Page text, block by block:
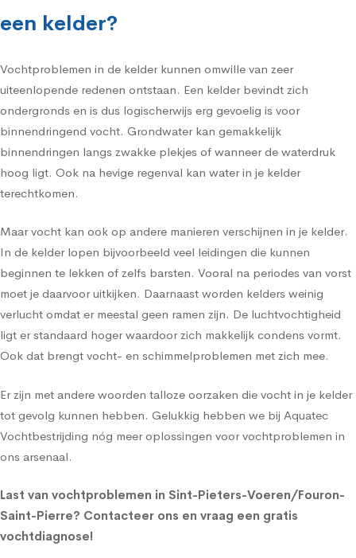
een kelder?
Vochtproblemen in de kelder kunnen omwille van zeer
uiteenlopende redenen ontstaan. Een kelder bevindt zich
ondergronds en is dus logischerwijs erg gevoelig is voor
binnendringend vocht. Grondwater kan gemakkelijk
binnendringen langs zwakke plekjes of wanneer de waterdruk
hoog ligt. Ook na hevige regenval kan water in je kelder
terechtkomen.
Maar vocht kan ook op andere manieren verschijnen in je kelder.
In de kelder lopen bijvoorbeeld veel leidingen die kunnen
beginnen te lekken of zelfs barsten. Vooral na periodes van vorst
moet je daarvoor uitkijken. Daarnaast worden kelders weinig
verlucht omdat er meestal geen ramen zijn. De luchtvochtigheid
ligt er standaard hoger waardoor zich makkelijk condens vormt.
Ook dat brengt vocht- en schimmelproblemen met zich mee.
Er zijn met andere woorden talloze oorzaken die vocht in je kelder
tot gevolg kunnen hebben. Gelukkig hebben we bij Aquatec
Vochtbestrijding nóg meer oplossingen voor vochtproblemen in
ons arsenaal.
Last van vochtproblemen in Sint-Pieters-Voeren/Fouron-
Saint-Pierre? Contacteer ons en vraag een gratis
vochtdiagnose!